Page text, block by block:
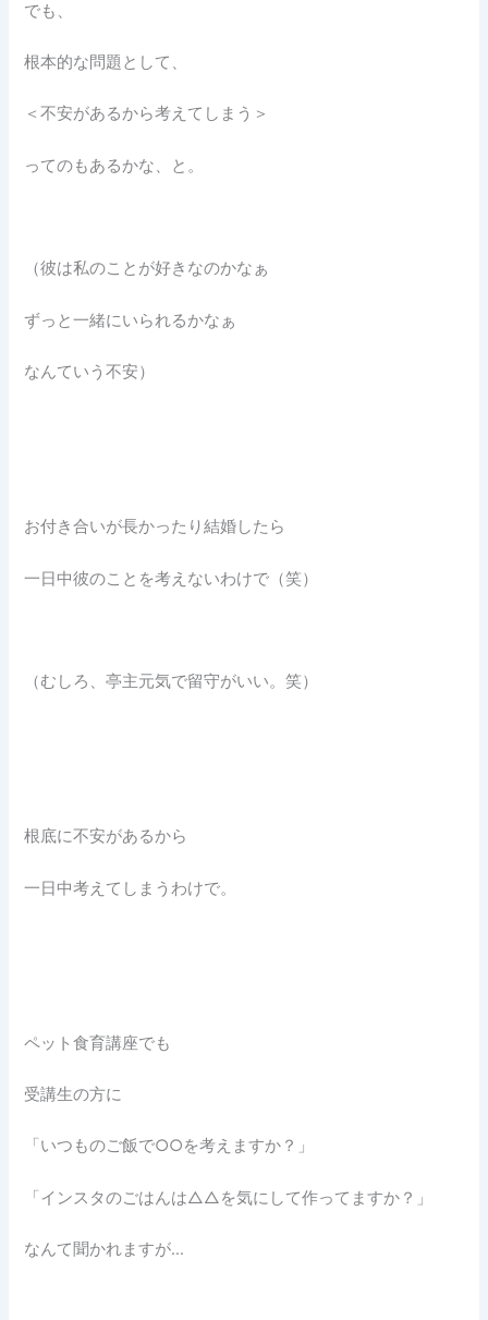
でも、
根本的な問題として、
＜不安があるから考えてしまう＞
ってのもあるかな、と。
（彼は私のことが好きなのかなぁ
ずっと一緒にいられるかなぁ
なんていう不安）
お付き合いが長かったり結婚したら
一日中彼のことを考えないわけで（笑）
（むしろ、亭主元気で留守がいい。笑）
根底に不安があるから
一日中考えてしまうわけで。
ペット食育講座でも
受講生の方に
「いつものご飯で○○を考えますか？」
「インスタのごはんは△△を気にして作ってますか？」
なんて聞かれますが…